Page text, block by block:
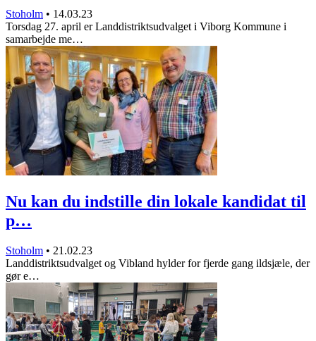
Stoholm • 14.03.23
Torsdag 27. april er Landdistriktsudvalget i Viborg Kommune i
samarbejde me…
Nu kan du indstille din lokale kandidat til
p…
Stoholm • 21.02.23
Landdistriktsudvalget og Vibland hylder for fjerde gang ildsjæle, der
gør e…